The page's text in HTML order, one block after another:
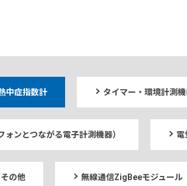
中症指数計 タイマー・環境計測
ンとつながる電子計測機器） 電
の他 無線通信ZigBeeモジュール